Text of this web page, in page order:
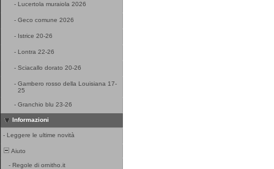
- Lucertola muraiola 2026
- Geco comune 2026
- Istrice 20-26
- Lontra 22-26
- Sciacallo dorato 20-26
- Gambero rosso della Louisiana 17-
25
- Granchio blu 23-26
Informazioni
- Leggere le ultime novità
Aiuto
- Regole di ornitho.it